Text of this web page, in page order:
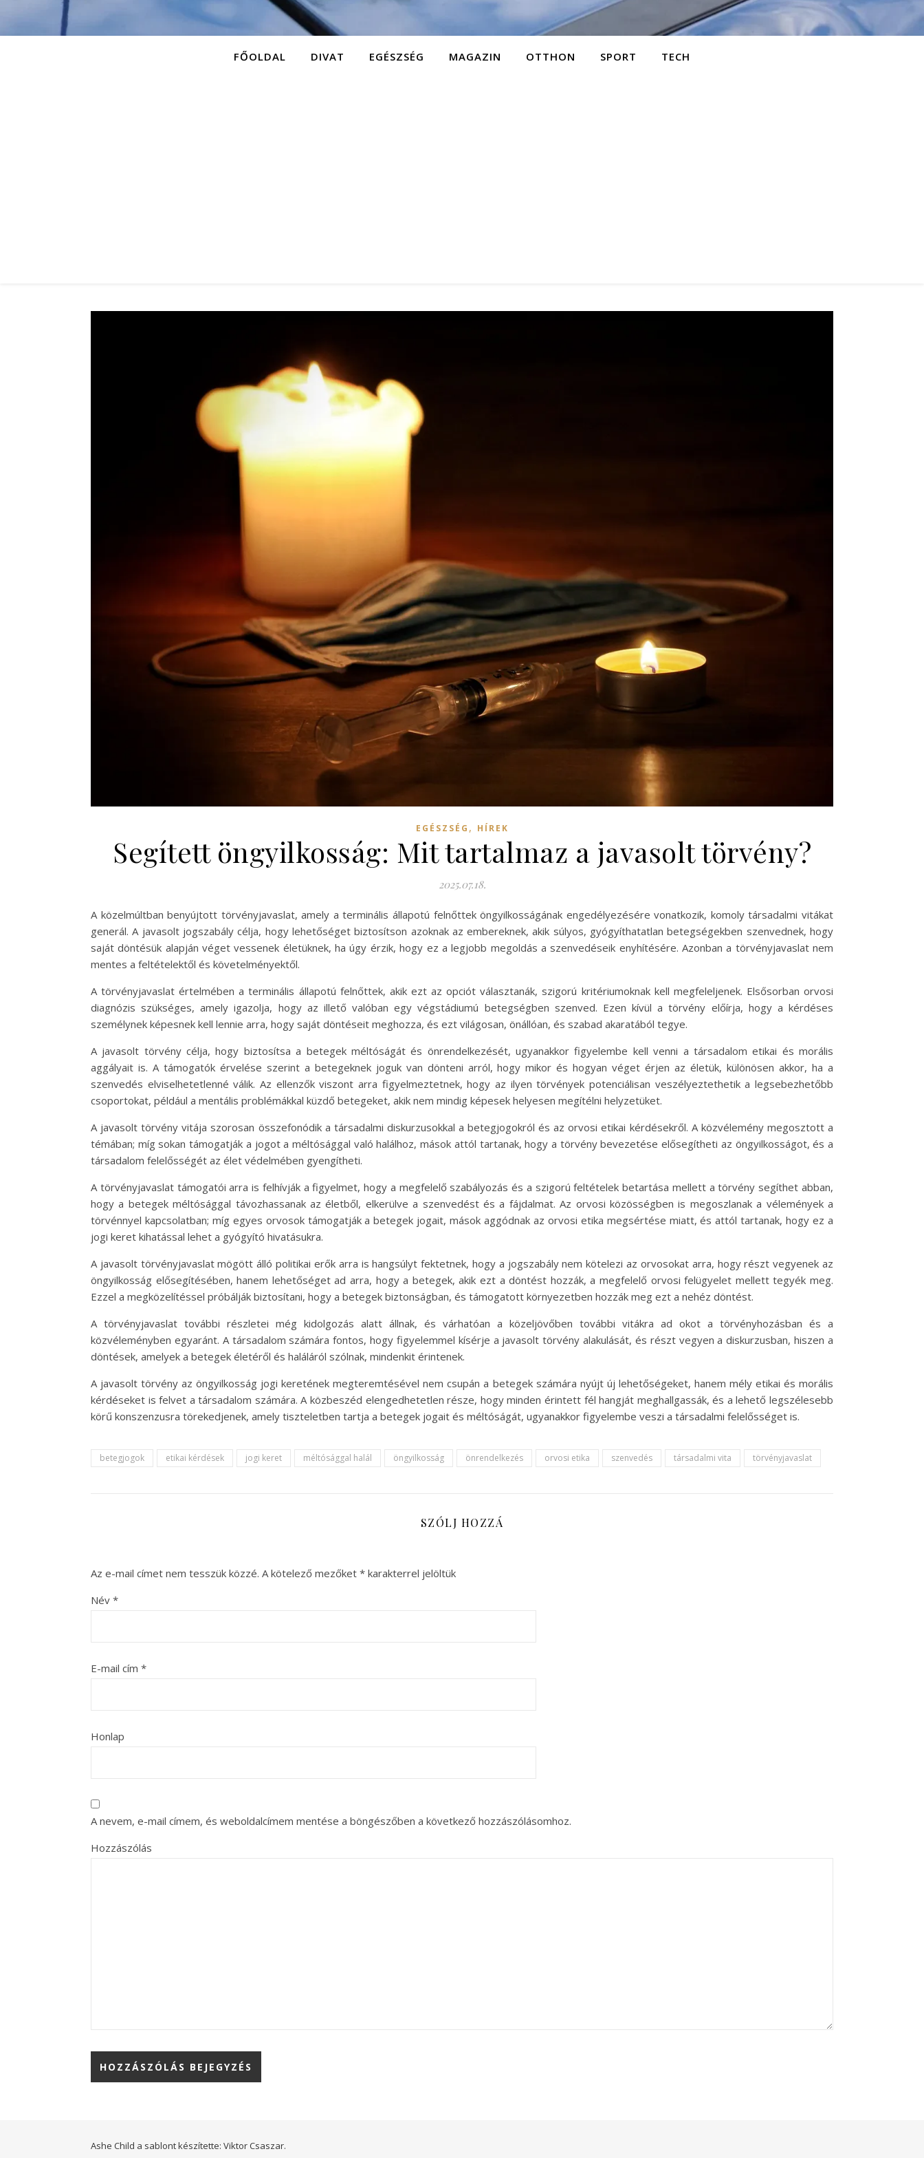
FŐOLDAL DIVAT EGÉSZSÉG MAGAZIN OTTHON SPORT TECH
EGÉSZSÉG , HÍREK
Segített öngyilkosság: Mit tartalmaz a javasolt törvény?
2025.07.18.
A közelmúltban benyújtott törvényjavaslat, amely a terminális állapotú felnőttek öngyilkosságának engedélyezésére vonatkozik, komoly társadalmi vitákat
generál. A javasolt jogszabály célja, hogy lehetőséget biztosítson azoknak az embereknek, akik súlyos, gyógyíthatatlan betegségekben szenvednek, hogy
saját döntésük alapján véget vessenek életüknek, ha úgy érzik, hogy ez a legjobb megoldás a szenvedéseik enyhítésére. Azonban a törvényjavaslat nem
mentes a feltételektől és követelményektől.
A törvényjavaslat értelmében a terminális állapotú felnőttek, akik ezt az opciót választanák, szigorú kritériumoknak kell megfeleljenek. Elsősorban orvosi
diagnózis szükséges, amely igazolja, hogy az illető valóban egy végstádiumú betegségben szenved. Ezen kívül a törvény előírja, hogy a kérdéses
személynek képesnek kell lennie arra, hogy saját döntéseit meghozza, és ezt világosan, önállóan, és szabad akaratából tegye.
A javasolt törvény célja, hogy biztosítsa a betegek méltóságát és önrendelkezését, ugyanakkor figyelembe kell venni a társadalom etikai és morális
aggályait is. A támogatók érvelése szerint a betegeknek joguk van dönteni arról, hogy mikor és hogyan véget érjen az életük, különösen akkor, ha a
szenvedés elviselhetetlenné válik. Az ellenzők viszont arra figyelmeztetnek, hogy az ilyen törvények potenciálisan veszélyeztethetik a legsebezhetőbb
csoportokat, például a mentális problémákkal küzdő betegeket, akik nem mindig képesek helyesen megítélni helyzetüket.
A javasolt törvény vitája szorosan összefonódik a társadalmi diskurzusokkal a betegjogokról és az orvosi etikai kérdésekről. A közvélemény megosztott a
témában; míg sokan támogatják a jogot a méltósággal való halálhoz, mások attól tartanak, hogy a törvény bevezetése elősegítheti az öngyilkosságot, és a
társadalom felelősségét az élet védelmében gyengítheti.
A törvényjavaslat támogatói arra is felhívják a figyelmet, hogy a megfelelő szabályozás és a szigorú feltételek betartása mellett a törvény segíthet abban,
hogy a betegek méltósággal távozhassanak az életből, elkerülve a szenvedést és a fájdalmat. Az orvosi közösségben is megoszlanak a vélemények a
törvénnyel kapcsolatban; míg egyes orvosok támogatják a betegek jogait, mások aggódnak az orvosi etika megsértése miatt, és attól tartanak, hogy ez a
jogi keret kihatással lehet a gyógyító hivatásukra.
A javasolt törvényjavaslat mögött álló politikai erők arra is hangsúlyt fektetnek, hogy a jogszabály nem kötelezi az orvosokat arra, hogy részt vegyenek az
öngyilkosság elősegítésében, hanem lehetőséget ad arra, hogy a betegek, akik ezt a döntést hozzák, a megfelelő orvosi felügyelet mellett tegyék meg.
Ezzel a megközelítéssel próbálják biztosítani, hogy a betegek biztonságban, és támogatott környezetben hozzák meg ezt a nehéz döntést.
A törvényjavaslat további részletei még kidolgozás alatt állnak, és várhatóan a közeljövőben további vitákra ad okot a törvényhozásban és a
közvéleményben egyaránt. A társadalom számára fontos, hogy figyelemmel kísérje a javasolt törvény alakulását, és részt vegyen a diskurzusban, hiszen a
döntések, amelyek a betegek életéről és haláláról szólnak, mindenkit érintenek.
A javasolt törvény az öngyilkosság jogi keretének megteremtésével nem csupán a betegek számára nyújt új lehetőségeket, hanem mély etikai és morális
kérdéseket is felvet a társadalom számára. A közbeszéd elengedhetetlen része, hogy minden érintett fél hangját meghallgassák, és a lehető legszélesebb
körű konszenzusra törekedjenek, amely tiszteletben tartja a betegek jogait és méltóságát, ugyanakkor figyelembe veszi a társadalmi felelősséget is.
betegjogok etikai kérdések jogi keret méltósággal halál öngyilkosság önrendelkezés orvosi etika szenvedés társadalmi vita törvényjavaslat
SZÓLJ HOZZÁ
Az e-mail címet nem tesszük közzé. A kötelező mezőket * karakterrel jelöltük
Név *
E-mail cím *
Honlap
A nevem, e-mail címem, és weboldalcímem mentése a böngészőben a következő hozzászólásomhoz.
Hozzászólás
Ashe Child a sablont készítette: Viktor Csaszar.